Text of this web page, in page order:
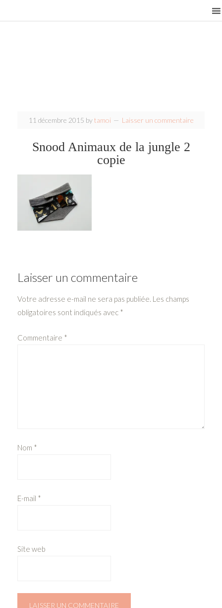
11 décembre 2015 bytamoi Laisser un commentaire
Snood Animaux de la jungle 2
copie
Laisser un commentaire
Votre adresse e-mail ne sera pas publiée. Les champs
obligatoires sont indiqués avec *
Commentaire *
Nom *
E-mail *
Site web